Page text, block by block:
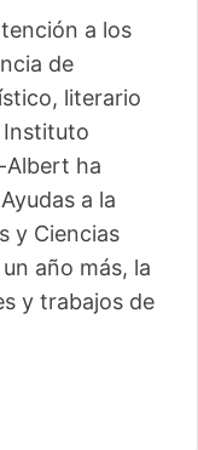
a los
de
literario
Instituto
Albert ha
a la
y Ciencias
año más, la
y trabajos de